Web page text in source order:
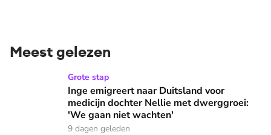
Meest gelezen
Inge emigreert naar Duitsland voor medicijn dochter
Grote stap
Inge emigreert naar Duitsland voor
medicijn dochter Nellie met dwerggroei:
'We gaan niet wachten'
9 dagen geleden